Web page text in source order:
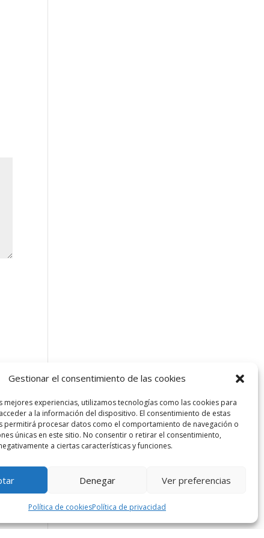
Gestionar el consentimiento de las cookies
mejores experiencias, utilizamos tecnologías como las cookies para
a la información del dispositivo. El consentimiento de estas
permitirá procesar datos como el comportamiento de navegación o
únicas en este sitio. No consentir o retirar el consentimiento,
a ciertas características y funciones.
Denegar Ver preferencias
Política de cookiesPolítica de privacidad